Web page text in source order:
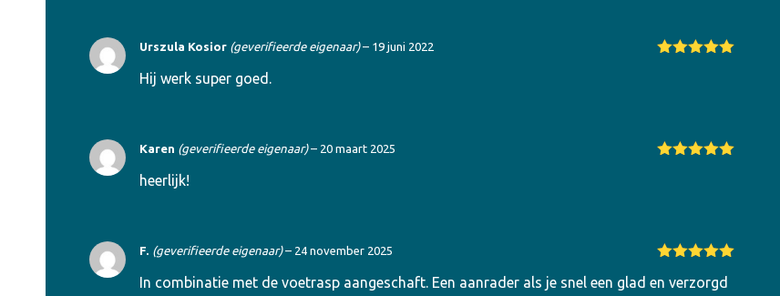
Urszula Kosior (geverifieerde eigenaar) – 19 juni 2022
Hij werk super goed.
Karen (geverifieerde eigenaar) – 20 maart 2025
heerlijk!
5 uit 5
F. (geverifieerde eigenaar) – 24 november 2025
In combinatie met de voetrasp aangeschaft. Een aanrader als je snel een glad en verzorgd